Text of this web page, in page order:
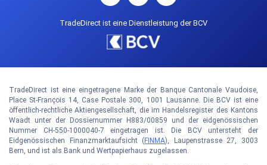
TradeDirect ist eine Dienstleistung der BCV
TradeDirect ist eine eingetragene Marke der Banque Cantonale Vaudoise,
Place St-François 14, Case Postale 300, 1001 Lausanne. Die BCV ist eine
öffentlich-rechtliche Aktiengesellschaft, die im Handelsregister des Kantons
Waadt unter der Dossiernummer H883/00859 und der eidgenössischen
Nummer CH-550-1000040-7 eingetragen ist. Die BCV untersteht der
Eidgenössischen Finanzmarktaufsicht (FINMA), Laupenstrasse 27, 3003
Bern, und ist als Bank und Wertpapierhaus zugelassen.